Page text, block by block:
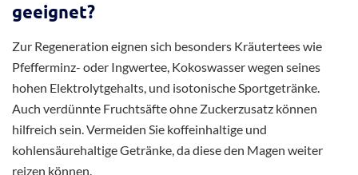
geeignet?
Zur Regeneration eignen sich besonders Kräutertees wie
Pfefferminz- oder Ingwertee, Kokoswasser wegen seines
hohen Elektrolytgehalts, und isotonische Sportgetränke.
Auch verdünnte Fruchtsäfte ohne Zuckerzusatz können
hilfreich sein. Vermeiden Sie koffeinhaltige und
kohlensäurehaltige Getränke, da diese den Magen weiter
reizen können.